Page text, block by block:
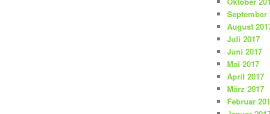
September
August
Juli 2017
Juni 2017
Mai 2017
April 2017
März 2017
Februar